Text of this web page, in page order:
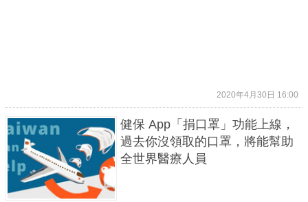
2020年4月30日 16:00
健保 App「捐口罩」功能上線，
過去你沒領取的口罩，將能幫助
全世界醫療人員